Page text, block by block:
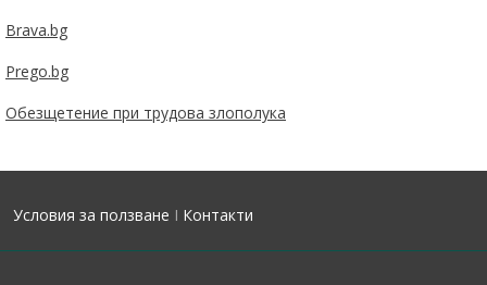
Brava.bg
Prego.bg
Обезщетение при трудова злополука
Условия за ползване I Контакти